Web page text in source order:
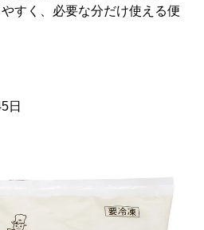
すく、必要な分だけ使える便
日